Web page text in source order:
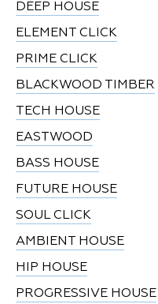
DEEP HOUSE
ELEMENT CLICK
PRIME CLICK
BLACKWOOD TIMBER
TECH HOUSE
EASTWOOD
BASS HOUSE
FUTURE HOUSE
SOUL CLICK
AMBIENT HOUSE
HIP HOUSE
PROGRESSIVE HOUSE